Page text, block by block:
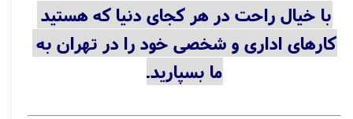
با خیال راحت در هر کجای دنیا که هستید
کارهای اداری و شخصی خود را در تهران به
ما بسپارید.